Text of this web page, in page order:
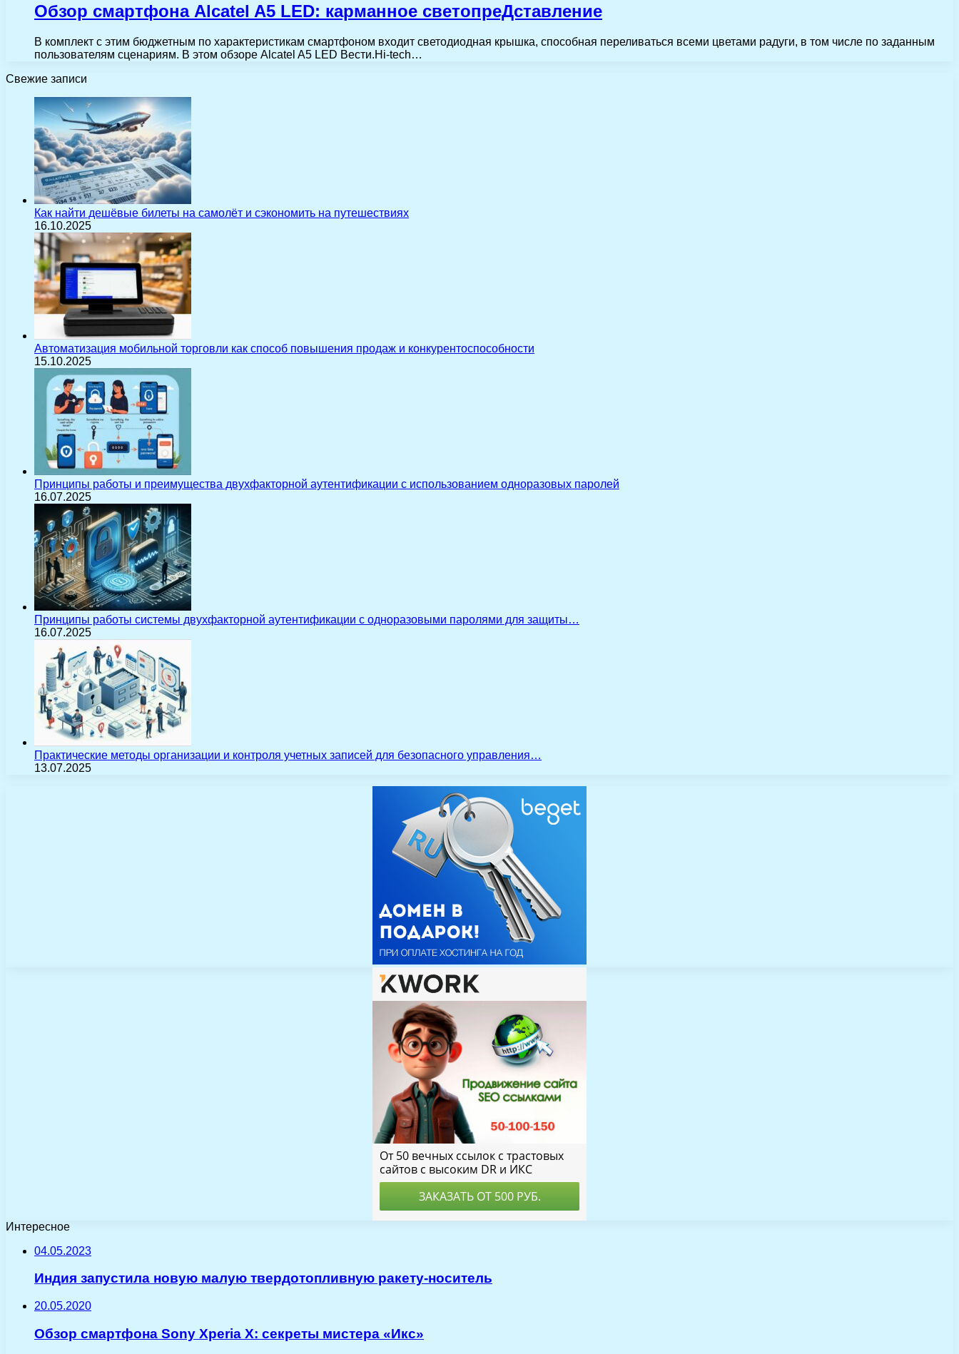
Обзор смартфона Alcatel A5 LED: карманное светопреДставление
В комплект с этим бюджетным по характеристикам смартфоном входит светодиодная крышка, способная переливаться всеми цветами радуги, в том числе по заданным
пользователям сценариям. В этом обзоре Alcatel A5 LED Вести.Hi-tech…
Свежие записи
Как найти дешёвые билеты на самолёт и сэкономить на путешествиях
16.10.2025
Автоматизация мобильной торговли как способ повышения продаж и конкурентоспособности
15.10.2025
Принципы работы и преимущества двухфакторной аутентификации с использованием одноразовых паролей
16.07.2025
Принципы работы системы двухфакторной аутентификации с одноразовыми паролями для защиты…
16.07.2025
Практические методы организации и контроля учетных записей для безопасного управления…
13.07.2025
Интересное
04.05.2023
Индия запустила новую малую твердотопливную ракету-носитель
20.05.2020
Обзор смартфона Sony Xperia X: секреты мистера «Икс»